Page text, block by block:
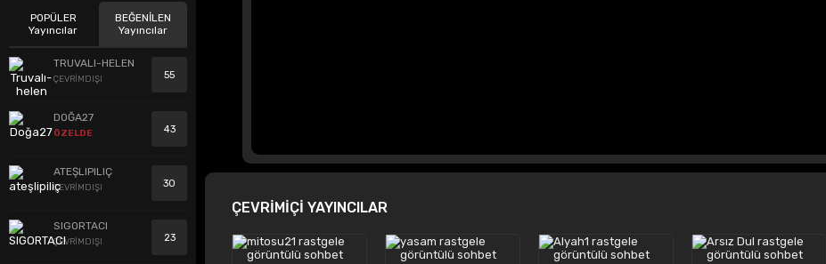
POPÜLER
Yayıncılar
BEĞENİLEN
Yayıncılar
TRUVALI-HELEN
ÇEVRİMDIŞI 55
DOĞA27
ÖZELDE 43
ATEŞLIPILIÇ
ÇEVRİMDIŞI 30
SIGORTACI
ÇEVRİMDIŞI 23
ÇEVRİMİÇİ YAYINCILAR